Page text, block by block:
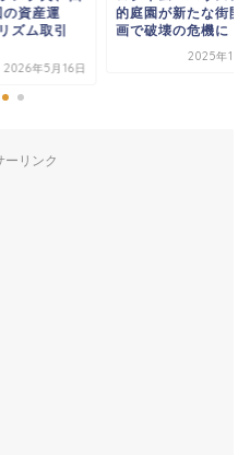
資産運
ズム取引
2026年5月16日
的庭園が新たな街開
画で破壊の危機に
2025年10
ーリンク